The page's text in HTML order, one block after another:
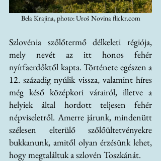
Bela Krajina, photo: Uroš Novina flickr.com
Szlovénia szőlőtermő délkeleti régiója,
mely nevét az itt honos fehér
nyírfaerdőktől kapta. Története egészen a
12. századig nyúlik vissza, valamint híres
még késő középkori várairól, illetve a
helyiek által hordott teljesen fehér
népviseletről. Amerre járunk, mindenütt
szélesen elterülő szőlőültetvényekre
bukkanunk, amitől olyan érzésünk lehet,
hogy megtaláltuk a szlovén Toszkánát.